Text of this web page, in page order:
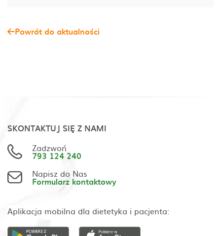
Powrót do aktualności
SKONTAKTUJ SIĘ Z NAMI
Zadzwoń
793 124 240
Napisz do Nas
Formularz kontaktowy
Aplikacja mobilna dla dietetyka i pacjenta: